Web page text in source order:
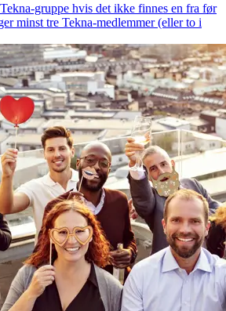
gruppe hvis det ikke finnes en fra før
minst tre Tekna-medlemmer (eller to i